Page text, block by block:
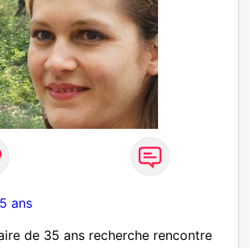
ans
de 35 ans recherche rencontre